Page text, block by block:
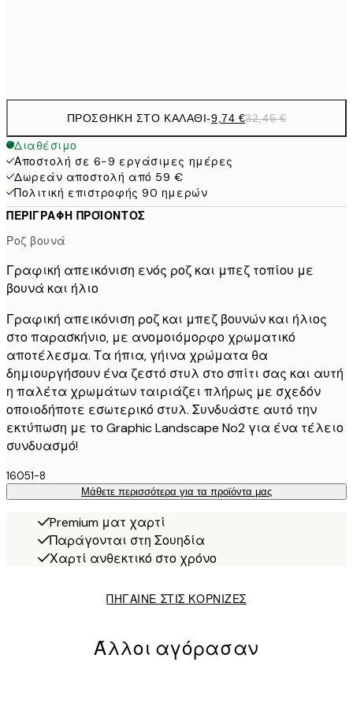
ΠΡΟΣΘΉΚΗ ΣΤΟ ΚΑΛΆΘΙ-9,74 €32,45 €
Διαθέσιμο
Αποστολή σε 6-9 εργάσιμες ημέρες
Δωρεάν αποστολή από 59 €
Πολιτική επιστροφής 90 ημερών
ΠΕΡΙΓΡΑΦΉ ΠΡΟΪΌΝΤΟΣ
Ροζ βουνά
Γραφική απεικόνιση ενός ροζ και μπεζ τοπίου με
βουνά και ήλιο
Γραφική απεικόνιση ροζ και μπεζ βουνών και ήλιος
στο παρασκήνιο, με ανομοιόμορφο χρωματικό
αποτέλεσμα. Τα ήπια, γήινα χρώματα θα
δημιουργήσουν ένα ζεστό στυλ στο σπίτι σας και αυτή
η παλέτα χρωμάτων ταιριάζει πλήρως με σχεδόν
οποιοδήποτε εσωτερικό στυλ. Συνδυάστε αυτό την
εκτύπωση με το Graphic Landscape No2 για ένα τέλειο
συνδυασμό!
16051-8
Μάθετε περισσότερα για τα προϊόντα μας
Premium ματ χαρτί
Παράγονται στη Σουηδία
Χαρτί ανθεκτικό στο χρόνο
ΠΗΓΑΙΝΕ ΣΤΙΣ ΚΟΡΝΙΖΕΣ
Άλλοι αγόρασαν